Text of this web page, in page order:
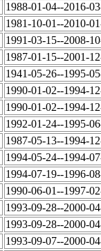
1988-01-04--2016-
1981-10-01--2010-
1991-03-15--2008-
1987-01-15--2001-
1941-05-26--1995-
1990-01-02--1994-
1990-01-02--1994-
1992-01-24--1995-
1987-05-13--1994-
1994-05-24--1994-
1994-07-19--1996-
1990-06-01--1997-
1993-09-28--2000-
1993-09-28--2000-
1993-09-07--2000-